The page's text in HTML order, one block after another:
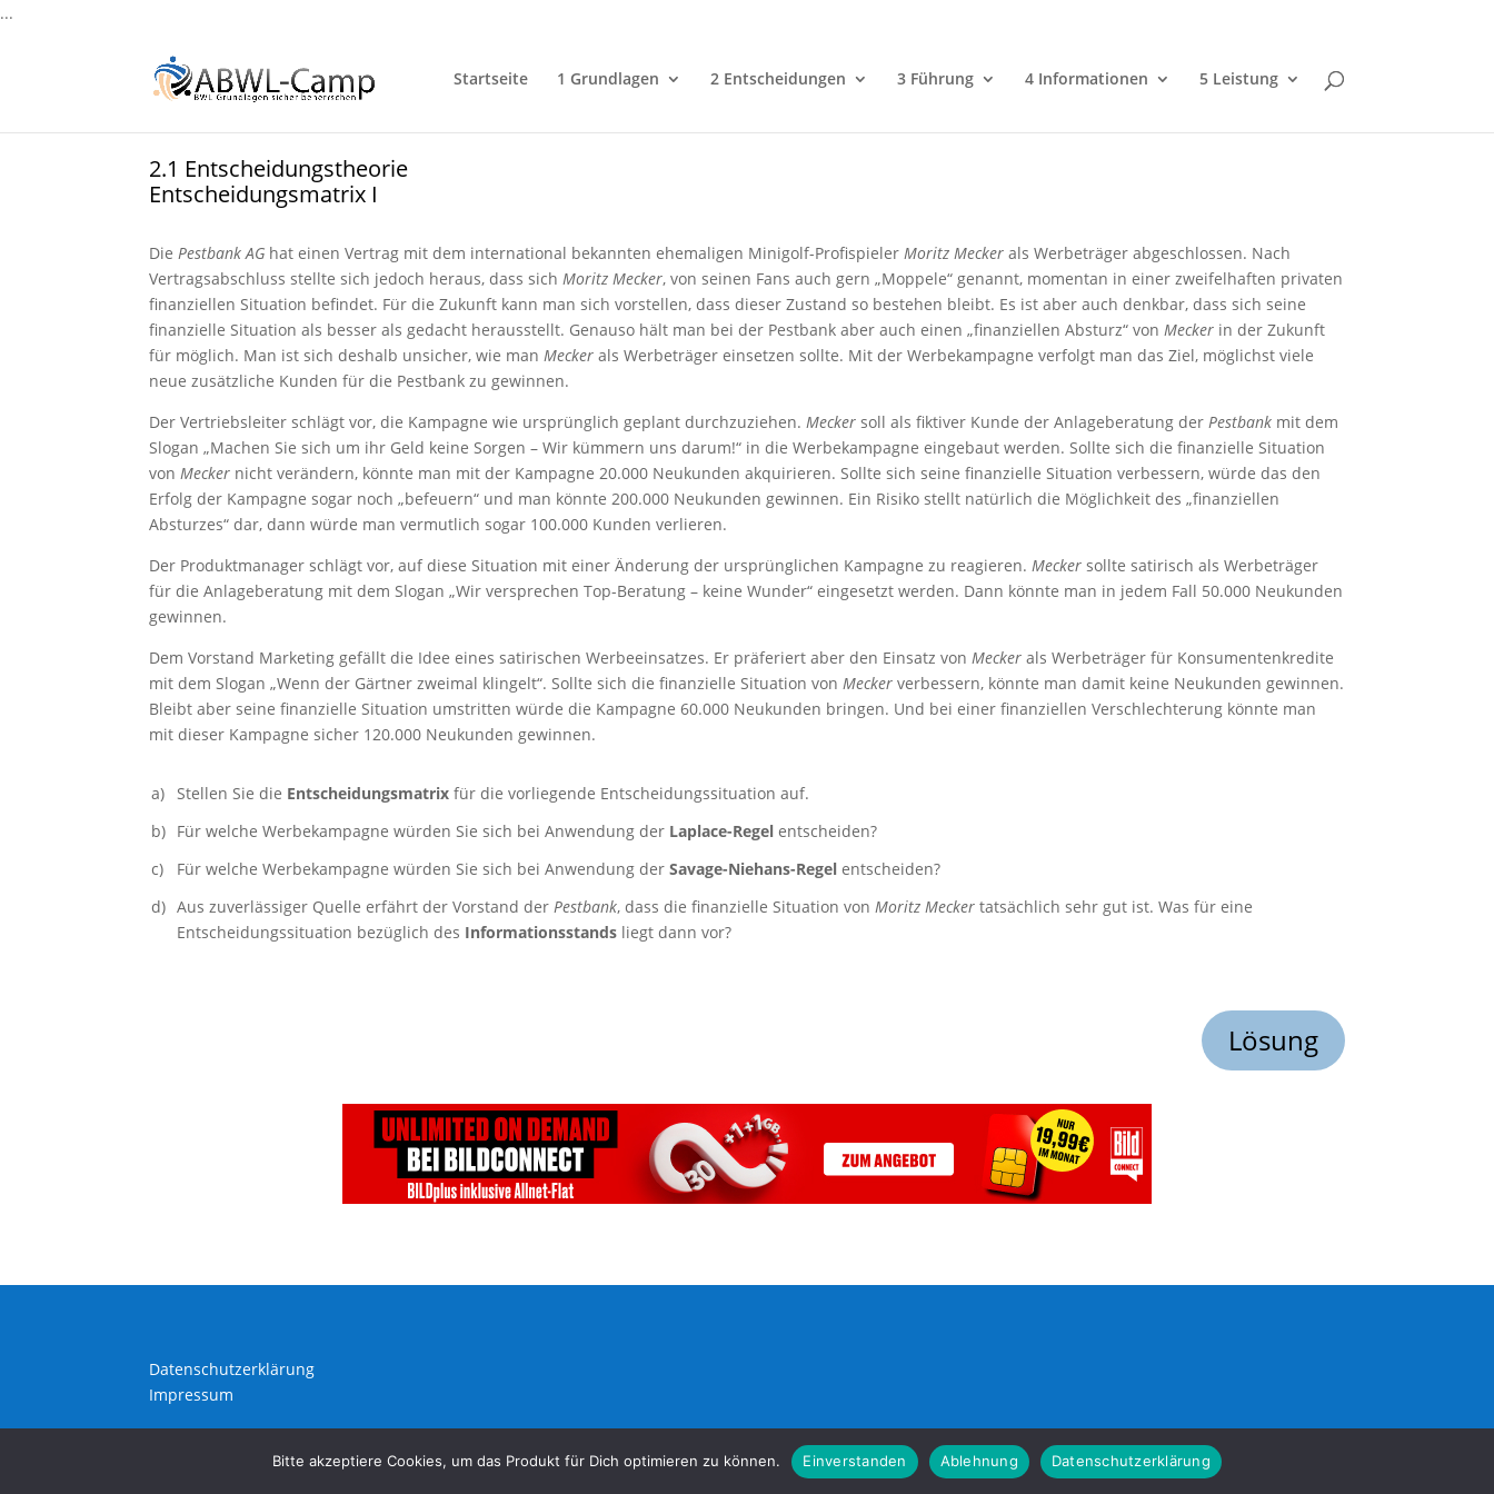
...
Startseite 1 Grundlagen 2 Entscheidungen 3 Führung 4 Informationen 5 Leistung
2.1 Entscheidungstheorie
Entscheidungsmatrix I
DiePestbank AG hat einen Vertrag mit dem international bekannten ehemaligen Minigolf-ProfispielerMoritz Mecker als Werbeträger abgeschlossen. Nach
Vertragsabschluss stellte sich jedoch heraus, dass sichMoritz Mecker, von seinen Fans auch gern „Moppele“ genannt, momentan in einer zweifelhaften privaten
finanziellen Situation befindet. Für die Zukunft kann man sich vorstellen, dass dieser Zustand so bestehen bleibt. Es ist aber auch denkbar, dass sich seine
finanzielle Situation als besser als gedacht herausstellt. Genauso hält man bei der Pestbank aber auch einen „finanziellen Absturz“ vonMecker in der Zukunft
für möglich. Man ist sich deshalb unsicher, wie manMecker als Werbeträger einsetzen sollte. Mit der Werbekampagne verfolgt man das Ziel, möglichst viele
neue zusätzliche Kunden für die Pestbank zu gewinnen.
Der Vertriebsleiter schlägt vor, die Kampagne wie ursprünglich geplant durchzuziehen.Mecker soll als fiktiver Kunde der Anlageberatung derPestbank mit dem
Slogan „Machen Sie sich um ihr Geld keine Sorgen – Wir kümmern uns darum!“ in die Werbekampagne eingebaut werden. Sollte sich die finanzielle Situation
vonMecker nicht verändern, könnte man mit der Kampagne 20.000 Neukunden akquirieren. Sollte sich seine finanzielle Situation verbessern, würde das den
Erfolg der Kampagne sogar noch „befeuern“ und man könnte 200.000 Neukunden gewinnen. Ein Risiko stellt natürlich die Möglichkeit des „finanziellen
Absturzes“ dar, dann würde man vermutlich sogar 100.000 Kunden verlieren.
Der Produktmanager schlägt vor, auf diese Situation mit einer Änderung der ursprünglichen Kampagne zu reagieren.Mecker sollte satirisch als Werbeträger
für die Anlageberatung mit dem Slogan „Wir versprechen Top-Beratung – keine Wunder“ eingesetzt werden. Dann könnte man in jedem Fall 50.000 Neukunden
gewinnen.
Dem Vorstand Marketing gefällt die Idee eines satirischen Werbeeinsatzes. Er präferiert aber den Einsatz vonMecker als Werbeträger für Konsumentenkredite
mit dem Slogan „Wenn der Gärtner zweimal klingelt“. Sollte sich die finanzielle Situation vonMecker verbessern, könnte man damit keine Neukunden gewinnen.
Bleibt aber seine finanzielle Situation umstritten würde die Kampagne 60.000 Neukunden bringen. Und bei einer finanziellen Verschlechterung könnte man
mit dieser Kampagne sicher 120.000 Neukunden gewinnen.
a) Stellen Sie die Entscheidungsmatrix für die vorliegende Entscheidungssituation auf.
b) Für welche Werbekampagne würden Sie sich bei Anwendung der Laplace-Regel entscheiden?
c)
Für welche Werbekampagne würden Sie sich bei Anwendung derSavage-Niehans-Regel entscheiden?
d) Aus zuverlässiger Quelle erfährt der Vorstand der Pestbank, dass die finanzielle Situation von Moritz Mecker tatsächlich sehr gut ist. Was für eine
Entscheidungssituation bezüglich des Informationsstands liegt dann vor?
Lösung
Datenschutzerklärung
Impressum
Bitte akzeptiere Cookies, um das Produkt für Dich optimieren zu können. Einverstanden Ablehnung Datenschutzerklärung